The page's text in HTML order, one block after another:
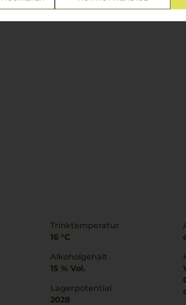
diese Schätze hegen.
Trinktemperatur
16 °C
Alkoholgehalt
15 % Vol.
Lagerpotential
2028